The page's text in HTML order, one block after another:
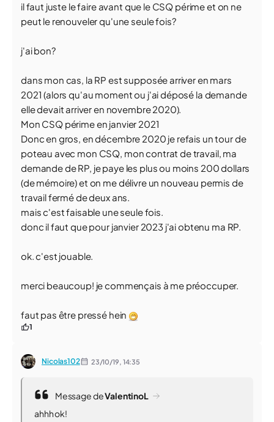
il faut juste le faire avant que le CSQ périme et on ne
peut le renouveler qu'une seule fois?
j'ai bon?
dans mon cas, la RP est supposée arriver en mars
2021 (alors qu'au moment ou j'ai déposé la demande
elle devait arriver en novembre 2020).
Mon CSQ périme en janvier 2021
Donc en gros, en décembre 2020 je refais un tour de
poteau avec mon CSQ, mon contrat de travail, ma
demande de RP, je paye les plus ou moins 200 dollars
(de mémoire) et on me délivre un nouveau permis de
travail fermé de deux ans.
mais c'est faisable une seule fois.
donc il faut que pour janvier 2023 j'ai obtenu ma RP.
ok. c'est jouable.
merci beaucoup! je commençais à me préoccuper.
faut pas être pressé hein
1
Nicolas102 23/10/19, 14:35
Message deValentinoL
ahhh ok!